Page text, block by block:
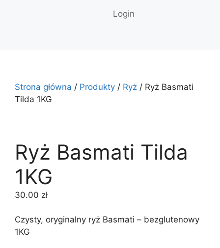
Login
Strona główna / Produkty / Ryż / Ryż Basmati
Tilda 1KG
Ryż Basmati Tilda
1KG
30.00 zł
Czysty, oryginalny ryż Basmati – bezglutenowy
1KG